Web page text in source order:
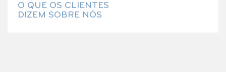
O QUE OS CLIENTES
DIZEM SOBRE NÓS